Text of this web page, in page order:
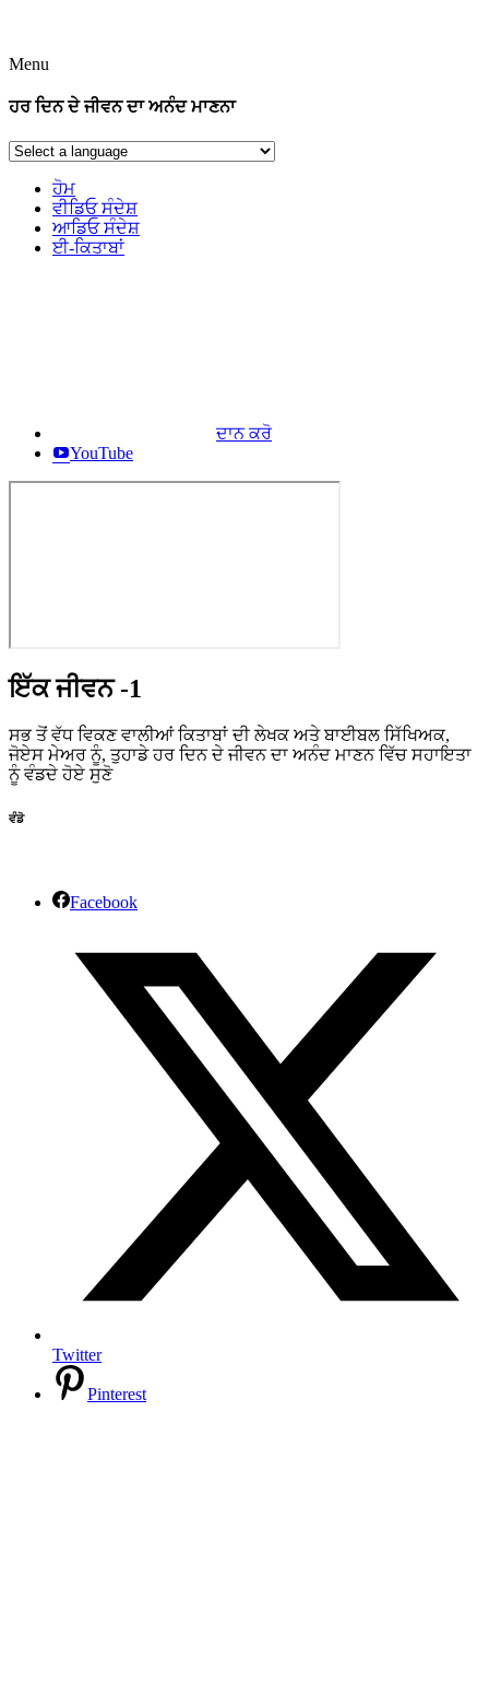
Menu
ਹਰ ਦਿਨ ਦੇ ਜੀਵਨ ਦਾ ਅਨੰਦ ਮਾਣਨਾ
ਹੋਮ
ਵੀਡਿਓ ਸੰਦੇਸ਼
ਆਡਿਓ ਸੰਦੇਸ਼
ਈ-ਕਿਤਾਬਾਂ
ਦਾਨ ਕਰੋ
YouTube
ਇੱਕ ਜੀਵਨ -1
ਸਭ ਤੋਂ ਵੱਧ ਵਿਕਣ ਵਾਲੀਆਂ ਕਿਤਾਬਾਂ ਦੀ ਲੇਖਕ ਅਤੇ ਬਾਈਬਲ ਸਿੱਖਿਅਕ,
ਜੋਏਸ ਮੇਅਰ ਨੂੰ, ਤੁਹਾਡੇ ਹਰ ਦਿਨ ਦੇ ਜੀਵਨ ਦਾ ਅਨੰਦ ਮਾਣਨ ਵਿੱਚ ਸਹਾਇਤਾ
ਨੂੰ ਵੰਡਦੇ ਹੋਏ ਸੁਣੋ
ਵੰਡੋ
Facebook
Twitter
Pinterest